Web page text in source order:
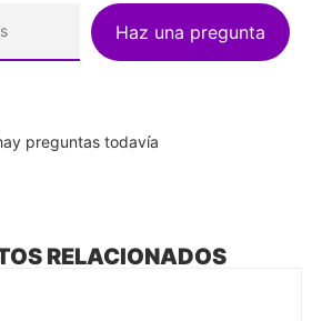
Haz una pregunta
preguntas todavía
RELACIONADOS